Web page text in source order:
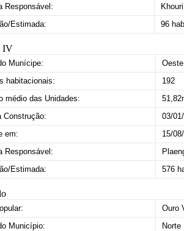
Responsável:
Khouri
Estimada:
96
IV
Munícipe:
Oeste
habitacionais:
192
médio das Unidades:
Construção:
03/
em:
15/
Responsável:
Estimada:
576
Ouro
Município:
Norte